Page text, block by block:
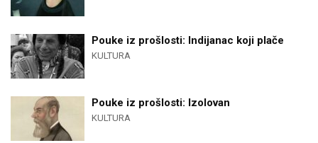
Pouke iz prošlosti: Indijanac koji plače
KULTURA
Pouke iz prošlosti: Izolovan
KULTURA